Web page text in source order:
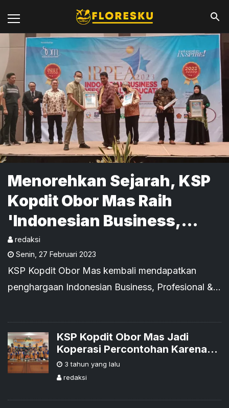
Menorehkan Sejarah, KSP
Kopdit Obor Mas Raih
'Indonesian Business,
Profesional & Education
Award 2023'
redaksi
Senin 27 Februari 2023
KSP Kopdit Obor Mas kembali mendapatkan
penghargaan Indonesian Business, Profesional &
yang bekerja sama dengan Kementerian dan
Lembaga, Sembilan Bersama Media.
KSP Kopdit Obor Mas Jadi
Koperasi Percontohan Karena
Meraih Opini Tertinggi, WTP
3 tahun yang lalu
redaksi